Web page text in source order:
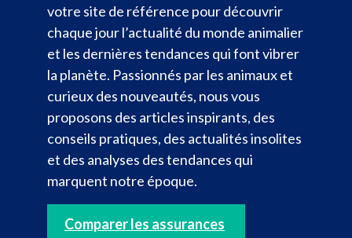
votre site de référence pour découvrir
chaque jour l’actualité du monde animalier
et les dernières tendances qui font vibrer
la planète. Passionnés par les animaux et
curieux des nouveautés, nous vous
proposons des articles inspirants, des
conseils pratiques, des actualités insolites
et des analyses des tendances qui
marquent notre époque.
Comparer les assurances